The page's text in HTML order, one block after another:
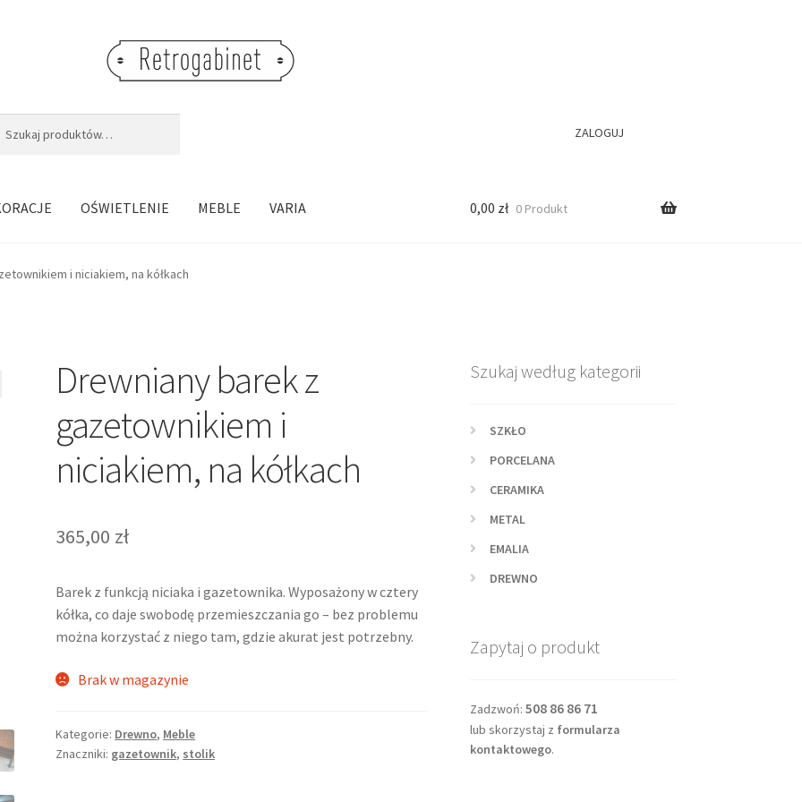
ZALOGUJ
OŚWIETLENIE MEBLE VARIA 0,00 zł 0 Produkt
i niciakiem, na kółkach
Drewniany barek z
gazetownikiem i
niciakiem, na kółkach
365,00 zł
Barek z funkcją niciaka i gazetownika. Wyposażony w cztery
kółka, co daje swobodę przemieszczania go – bez problemu
można korzystać z niego tam, gdzie akurat jest potrzebny.
Brak w magazynie
Kategorie: Drewno, Meble
Znaczniki: gazetownik, stolik
Szukaj według kategorii
SZKŁO
PORCELANA
CERAMIKA
METAL
EMALIA
DREWNO
Zapytaj o produkt
Zadzwoń: 508 86 86 71
lub skorzystaj z formularza
kontaktowego.